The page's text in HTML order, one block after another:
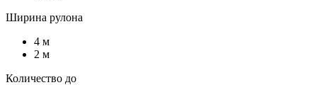
Ширина рулона
4 м
2 м
Количество до